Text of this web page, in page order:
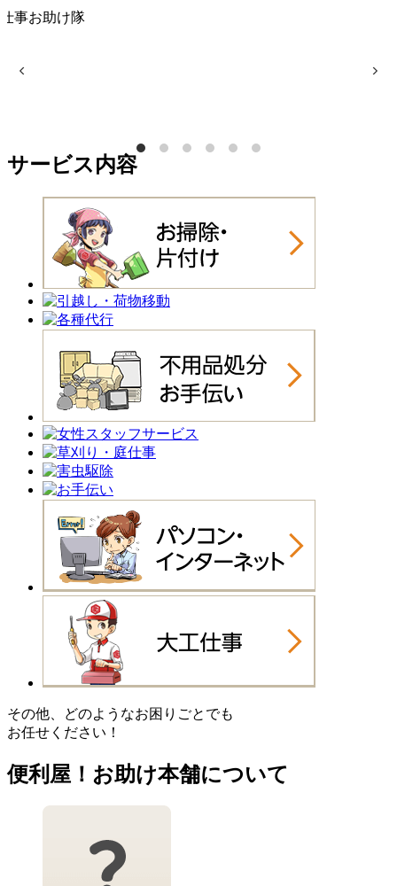
サービス内容
その他、どのようなお困りごとでも
お任せください！
便利屋！お助け本舗について